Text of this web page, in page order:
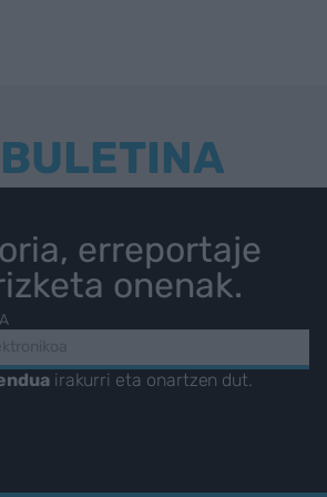
erreportaje
onenak.
irakurri eta onartzen dut.